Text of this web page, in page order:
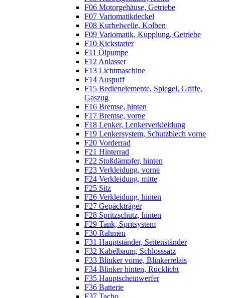
F06 Motorgehäuse, Getriebe
F07 Variomatikdeckel
F08 Kurbelwelle, Kolben
F09 Variomatik, Kupplung, Getriebe
F10 Kickstarter
F11 Ölpumpe
F12 Anlasser
F13 Lichtmaschine
F14 Auspuff
F15 Bedienelemente, Spiegel, Griffe,
Gaszug
F16 Bremse, hinten
F17 Bremse, vorne
F18 Lenker, Lenkerverkleidung
F19 Lenkersystem, Schutzblech vorne
F20 Vorderrad
F21 Hinterrad
F22 Stoßdämpfer, hinten
F23 Verkleidung, vorne
F24 Verkleidung, mitte
F25 Sitz
F26 Verkleidung, hinten
F27 Gepäckträger
F28 Spritzschutz, hinten
F29 Tank, Spritsystem
F30 Rahmen
F31 Hauptständer, Seitenständer
F32 Kabelbaum, Schlosssatz
F33 Blinker vorne, Blinkerrelais
F34 Blinker hinten, Rücklicht
F35 Hauptscheinwerfer
F36 Batterie
F37 Tacho